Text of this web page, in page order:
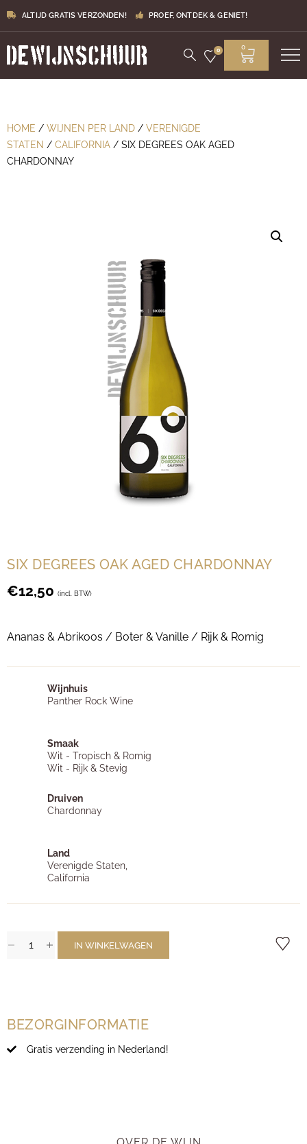
ALTIJD GRATIS VERZONDEN! PROEF, ONTDEK & GENIET!
0 0
HOME / WIJNEN PER LAND / VERENIGDE
STATEN / CALIFORNIA / SIX DEGREES OAK AGED
CHARDONNAY
SIX DEGREES OAK AGED CHARDONNAY
€12,50 (incl. BTW)
Ananas & Abrikoos / Boter & Vanille / Rijk & Romig
Wijnhuis
Panther Rock Wine
Smaak
Wit - Tropisch & Romig
Wit - Rijk & Stevig
Druiven
Chardonnay
Land
Verenigde Staten,
California
IN WINKELWAGEN
BEZORGINFORMATIE
Gratis verzending in Nederland!